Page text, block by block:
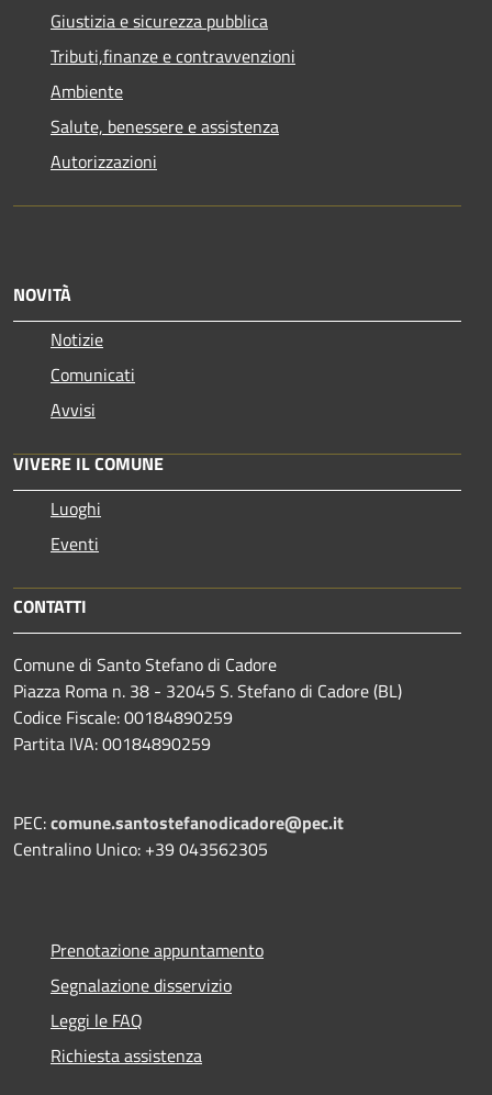
Giustizia e sicurezza pubblica
Tributi,finanze e contravvenzioni
Ambiente
Salute, benessere e assistenza
Autorizzazioni
NOVITÀ
Notizie
Comunicati
Avvisi
VIVERE IL COMUNE
Luoghi
Eventi
CONTATTI
Comune di Santo Stefano di Cadore
Piazza Roma n. 38 - 32045 S. Stefano di Cadore (BL)
Codice Fiscale: 00184890259
Partita IVA: 00184890259
PEC:comune.santostefanodicadore@pec.it
Centralino Unico: +39 043562305
Prenotazione appuntamento
Segnalazione disservizio
Leggi le FAQ
Richiesta assistenza